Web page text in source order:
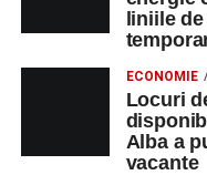
liniile
ECONOMIE
Locuri
Alba a
vacante